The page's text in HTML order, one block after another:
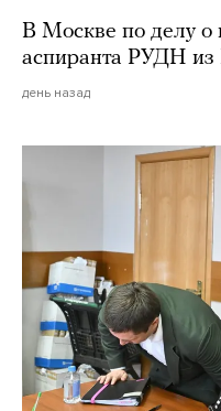
В Москве по делу о
аспиранта РУДН из
день назад